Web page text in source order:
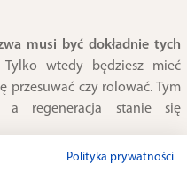
musi być dokładnie tych
Tylko wtedy będziesz mieć
przesuwać czy rolować. Tym
regeneracja stanie się
informują głównie o
poszew na kołdry. Do
Polityka prywatności